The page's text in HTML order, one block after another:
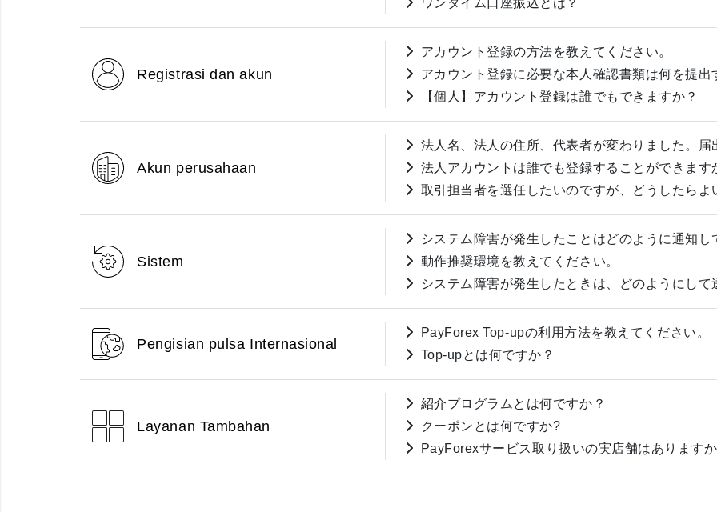
ワンタイム口座振込とは？
Registrasi dan akun
アカウント登録の方法を教えてください。
アカウント登録に必要な本人確認書類は何を提出
【個人】アカウント登録は誰でもできますか？
Akun perusahaan
法人名、法人の住所、代表者が変わりました。届
法人アカウントは誰でも登録することができます
取引担当者を選任したいのですが、どうしたらよ
Sistem
システム障害が発生したことはどのように通知し
動作推奨環境を教えてください。
システム障害が発生したときは、どのようにし
Pengisian pulsa Internasional
PayForex Top-upの利用方法を教えてください。
Top-upとは何ですか？
Layanan Tambahan
紹介プログラムとは何ですか？
クーポンとは何ですか?
PayForexサービス取り扱いの実店舗はありますか